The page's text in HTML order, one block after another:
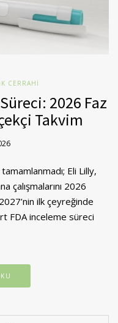
CERRAHI
2026 Faz
Takvim
Eli Lilly,
çalışmalarını 2026
ilk çeyreğinde
FDA inceleme süreci